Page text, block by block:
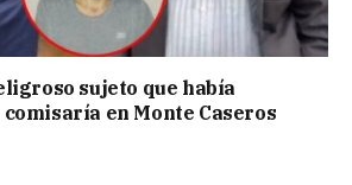
sujeto que había
comisaría en Monte Caseros